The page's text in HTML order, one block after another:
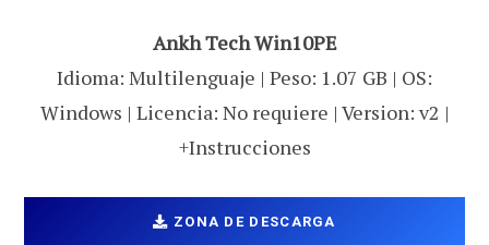
Ankh Tech Win10PE
Idioma: Multilenguaje | Peso: 1.07 GB | OS:
Windows | Licencia: No requiere | Version: v2 |
+Instrucciones
ZONA DE DESCARGA